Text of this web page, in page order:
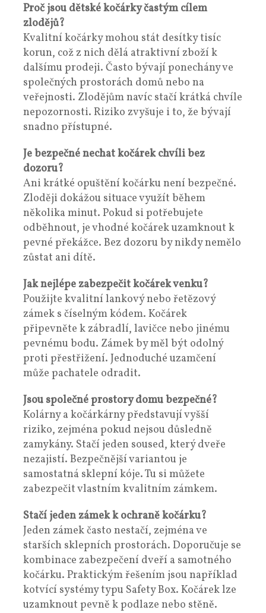
Proč jsou dětské kočárky častým cílem
zlodějů?
Kvalitní kočárky mohou stát desítky tisíc
korun, což z nich dělá atraktivní zboží k
dalšímu prodeji. Často bývají ponechány ve
společných prostorách domů nebo na
veřejnosti. Zlodějům navíc stačí krátká chvíle
nepozornosti. Riziko zvyšuje i to, že bývají
snadno přístupné.
Je bezpečné nechat kočárek chvíli bez
dozoru?
Ani krátké opuštění kočárku není bezpečné.
Zloději dokážou situace využít během
několika minut. Pokud si potřebujete
odběhnout, je vhodné kočárek uzamknout k
pevné překážce. Bez dozoru by nikdy nemělo
zůstat ani dítě.
Jak nejlépe zabezpečit kočárek venku?
Použijte kvalitní lankový nebo řetězový
zámek s číselným kódem. Kočárek
připevněte k zábradlí, lavičce nebo jinému
pevnému bodu. Zámek by měl být odolný
proti přestřižení. Jednoduché uzamčení
může pachatele odradit.
Jsou společné prostory domu bezpečné?
Kolárny a kočárkárny představují vyšší
riziko, zejména pokud nejsou důsledně
zamykány. Stačí jeden soused, který dveře
nezajistí. Bezpečnější variantou je
samostatná sklepní kóje. Tu si můžete
zabezpečit vlastním kvalitním zámkem.
Stačí jeden zámek k ochraně kočárku?
Jeden zámek často nestačí, zejména ve
starších sklepních prostorách. Doporučuje se
kombinace zabezpečení dveří a samotného
kočárku. Praktickým řešením jsou například
kotvící systémy typu Safety Box. Kočárek lze
uzamknout pevně k podlaze nebo stěně.